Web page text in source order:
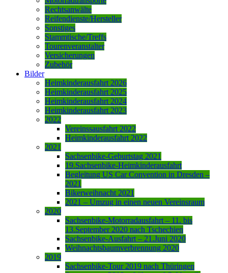
Rechtsanwälte
Reifendienste/Hersteller
Sonstiges
Stammtische/Treffs
Tourenveranstalter
Versicherungen
Zubehör
Bilder
Heimkinderausfahrt 2026
Heimkinderausfahrt 2025
Heimkinderausfahrt 2024
Heimkinderausfahrt 2023
2022
Vereinssausfahrt 2022
Heimkinderausfahrt 2022
2021
Sachsenbike-Geburtstag 2021
19.Sachsenbike-Heimkinderausfahrt
Begleitung US Car Convention in Dresden –
2021
Bikerweihnacht 2021
2021 – Umzug in einen neuen Vereinsraum
2020
Sachsenbike-Motorradausfahrt – 11. bis
13.September 2020 nach Tschechien
Sachsenbike-Ausfahrt – 21.Juni 2020
Weihnachtsbaumverbrennung 2020
2019
Sachsenbike-Tour 2019 nach Thüringen